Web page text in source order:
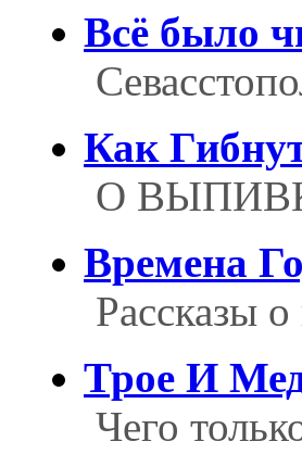
Всё было
Как
О
Времена
Рассказы
Трое И
Чего